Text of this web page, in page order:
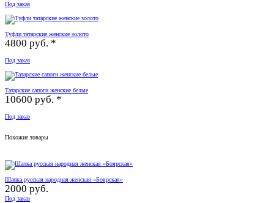
Под заказ
Туфли татарские женские золото
4800 руб. *
Под заказ
Татарские сапоги женские белые
10600 руб. *
Под заказ
Похожие товары
Шапка русская народная женская «Боярская»
2000 руб.
Под заказ